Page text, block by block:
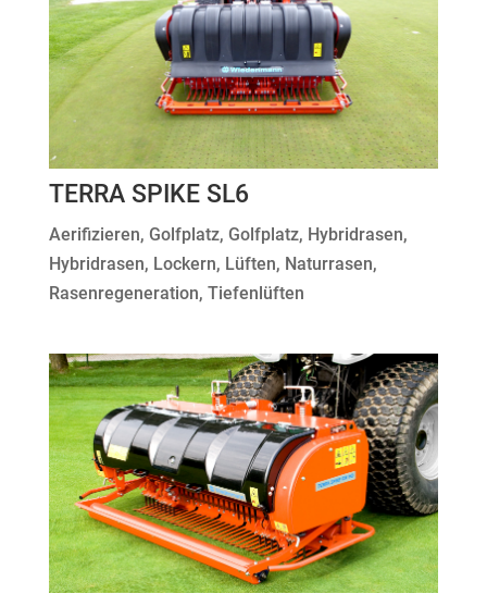
TERRA SPIKE SL6
Aerifizieren, Golfplatz, Golfplatz, Hybridrasen,
Hybridrasen, Lockern, Lüften, Naturrasen,
Rasenregeneration, Tiefenlüften